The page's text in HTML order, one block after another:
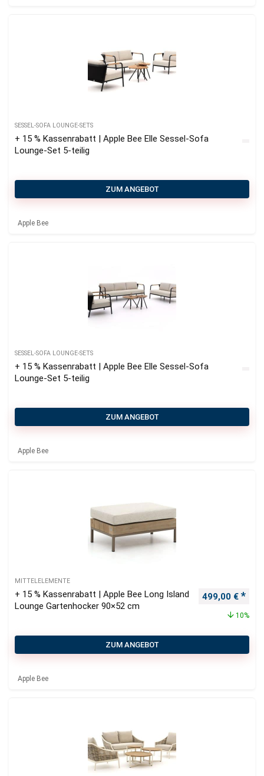
SESSEL-SOFA LOUNGE-SETS
+ 15 % Kassenrabatt | Apple Bee Elle Sessel-Sofa
Lounge-Set 5-teilig
ZUM ANGEBOT
Apple Bee
SESSEL-SOFA LOUNGE-SETS
+ 15 % Kassenrabatt | Apple Bee Elle Sessel-Sofa
Lounge-Set 5-teilig
ZUM ANGEBOT
Apple Bee
MITTELELEMENTE
+ 15 % Kassenrabatt | Apple Bee Long Island
Lounge Gartenhocker 90×52 cm
499,00 €
10%
ZUM ANGEBOT
Apple Bee